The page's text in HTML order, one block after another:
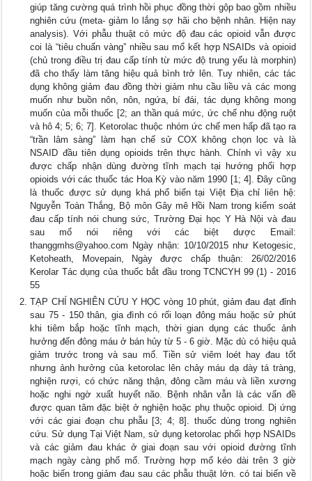
giúp tăng cường quá trình hồi phục đồng thời gộp bao gồm nhiều
nghiên cứu (meta- giảm lo lắng sợ hãi cho bệnh nhân. Hiện nay
analysis). Với phẫu thuật có mức độ đau các opioid vẫn được
coi là “tiêu chuẩn vàng” nhiều sau mổ kết hợp NSAIDs và opioid
(chủ trong điều trị đau cấp tính từ mức độ trung yếu là morphin)
đã cho thấy làm tăng hiệu quả bình trở lên. Tuy nhiên, các tác
dụng không giảm đau đồng thời giảm nhu cầu liều và các mong
muốn như buồn nôn, nôn, ngứa, bí đái, tác dụng không mong
muốn của mỗi thuốc [2; an thần quá mức, ức chế nhu động ruột
và hô 4; 5; 6; 7]. Ketorolac thuộc nhóm ức chế men hấp đã tạo ra
“trần lâm sàng” làm hạn chế sử COX không chọn lọc và là
NSAID đầu tiên dụng opioids trên thực hành. Chính vì vậy xu
được chấp nhận dùng đường tĩnh mạch tại hướng phối hợp
opioids với các thuốc tác Hoa Kỳ vào năm 1990 [1; 4]. Đây cũng
là thuốc được sử dụng khá phổ biến tại Việt Địa chỉ liên hệ:
Nguyễn Toàn Thắng, Bộ môn Gây mê Hồi Nam trong kiểm soát
đau cấp tính nói chung sức, Trường Đại học Y Hà Nội và đau
sau mổ nói riêng với các biệt dược Email:
thanggmhs@yahoo.com Ngày nhận: 10/10/2015 như Ketogesic,
Ketoheath, Movepain, Ngày được chấp thuận: 26/02/2016
Kerolar Tác dụng của thuốc bắt đầu trong TCNCYH 99 (1) - 2016
55
TẠP CHÍ NGHIÊN CỨU Y HỌC vòng 10 phút, giảm đau đạt đỉnh
sau 75 - 150 thân, gia đình có rối loạn đông máu hoặc sử phút
khi tiêm bắp hoặc tĩnh mạch, thời gian dụng các thuốc ảnh
hưởng đến đông máu ở bán hủy từ 5 - 6 giờ. Mặc dù có hiệu quả
giảm trước trong và sau mổ. Tiền sử viêm loét hay đau tốt
nhưng ảnh hưởng của ketorolac lên chảy máu dạ dày tá tràng,
nghiện rượi, có chức năng thận, đông cầm máu và liền xương
hoặc nghi ngờ xuất huyết não. Bệnh nhân vẫn là các vấn đề
được quan tâm đặc biệt ở nghiện hoặc phụ thuộc opioid. Dị ứng
với các giai đoạn chu phẫu [3; 4; 8]. thuốc dùng trong nghiên
cứu. Sử dụng Tại Việt Nam, sử dụng ketorolac phối hợp NSAIDs
và các giảm đau khác ở giai đoạn sau với opioid đường tĩnh
mạch ngày càng phổ mổ. Trường hợp mổ kéo dài trên 3 giờ
hoặc biến trong giảm đau sau các phẫu thuật lớn. có tai biến về